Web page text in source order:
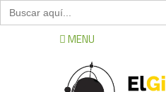
Buscar:
MENU